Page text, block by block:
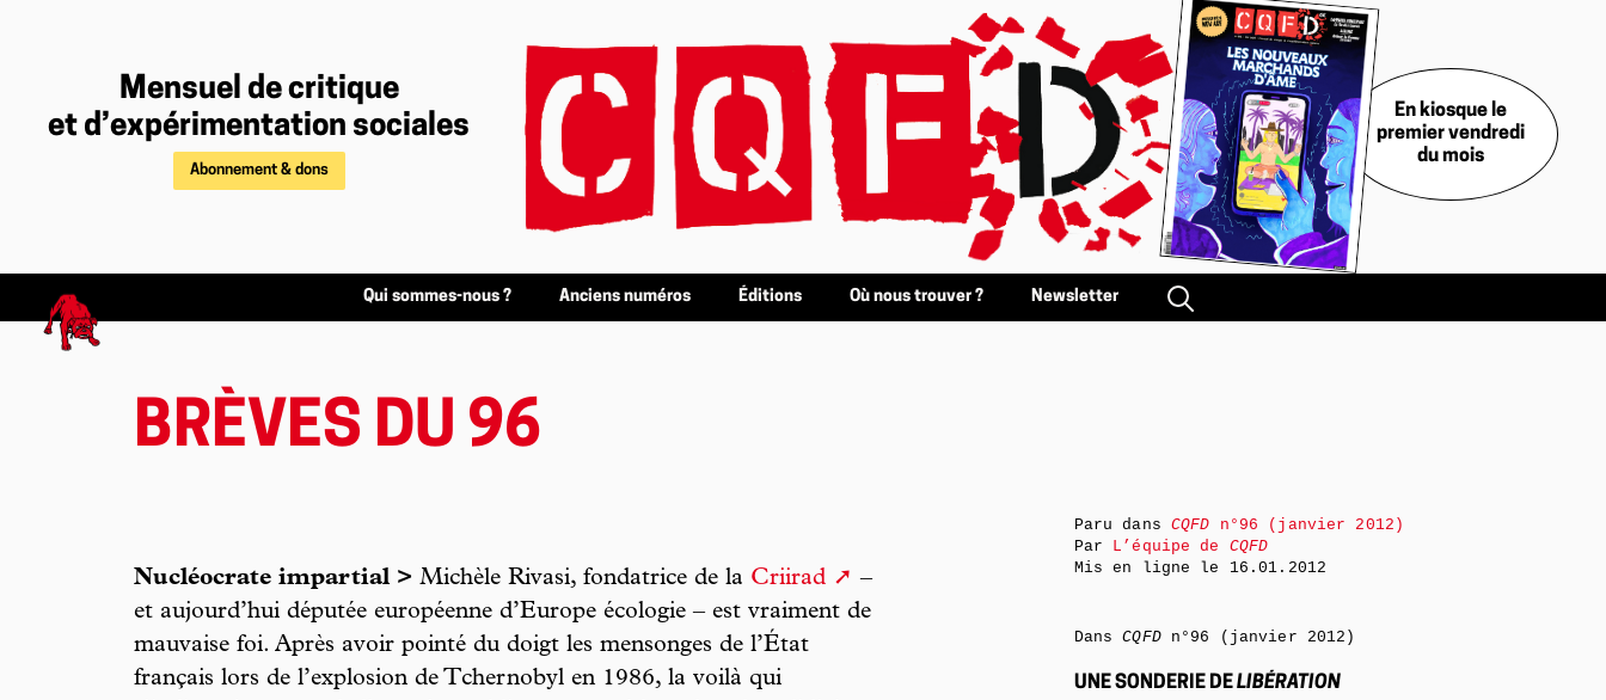
Mensuel de critique
et d’expérimentation sociales
Abonnement & dons
En kiosque le
premier vendredi
du mois
Qui sommes-nous ? Anciens numéros Éditions Où nous trouver ? Newsletter
BRÈVES DU 96
Nucléocrate impartial > Michèle Rivasi, fondatrice de la Criirad
–
et aujourd’hui députée européenne d’Europe écologie – est vraiment de
mauvaise foi. Après avoir pointé du doigt les mensonges de l’État
français lors de l’explosion de Tchernobyl en 1986, la voilà qui
Paru dans CQFD n°96 (janvier 2012)
Par L’équipe de CQFD
Mis en ligne le 16.01.2012
DansCQFDn°96 (janvier 2012)
UNE SONDERIE DELIBÉRATION